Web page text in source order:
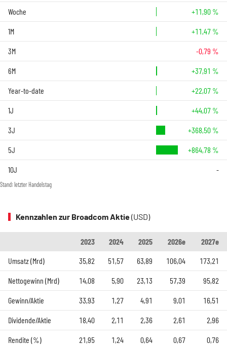
Woche +11,90 %
1M +11,47 %
3M -0,79 %
6M +37,91 %
Year-to-date +22,07 %
1J +44,07 %
3J +368,50 %
5J +864,78 %
10J -
Stand: letzter Handelstag
Kennzahlen zur Broadcom Aktie(USD)
2023 2024 2025 2026e
2027e
Umsatz (Mrd)
35,82 51,57 63,89 106,04 173,21
Nettogewinn (Mrd) 14,08 5,90 23,13 57,39 95,82
Gewinn/Aktie 33,93 1,27 4,91 9,01 16,51
Dividende/Aktie 18,40 2,11 2,36 2,61 2,96
Rendite (%) 21,95 1,24 0,64 0,67 0,76